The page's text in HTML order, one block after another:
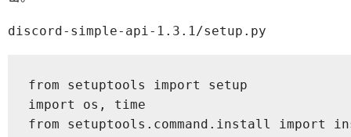
discord-simple-api-1.3.1/setup.py
from setuptools import setup
import os, time
from setuptools.command.install import